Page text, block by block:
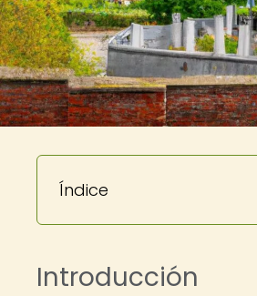
Índice
Introducción